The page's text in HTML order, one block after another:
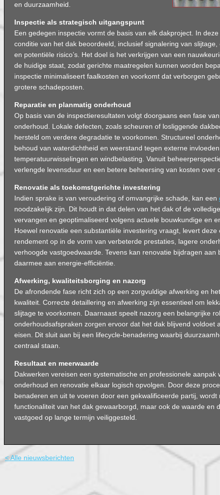
en duurzaamheid.
Inspectie als strategisch uitgangspunt
Een gedegen inspectie vormt de basis van elk dakproject. In
conditie van het dak beoordeeld, inclusief signalering van
en potentiële risico’s. Het doel is het verkrijgen van een
de huidige staat, zodat gerichte maatregelen kunnen worden
inspectie minimaliseert faalkosten en voorkomt dat verborgen
grotere schadeposten.
Reparatie en planmatig onderhoud
Op basis van de inspectieresultaten volgt doorgaans een fase
onderhoud. Lokale defecten, zoals scheuren of losliggende
hersteld om verdere degradatie te voorkomen. Structureel
behoud van waterdichtheid en weerstand tegen externe
temperatuurwisselingen en windbelasting. Vanuit
verlengde levensduur en een betere beheersing van kosten over
Renovatie als toekomstgerichte investering
Indien sprake is van veroudering of omvangrijke schade, kan een
noodzakelijk zijn. Dit houdt in dat delen van het dak of de
vervangen en geoptimaliseerd volgens actuele bouwkundige en
Hoewel renovatie een substantiële investering vraagt, levert deze
rendement op in de vorm van verbeterde prestaties, lagere
verhoogde vastgoedwaarde. Tevens kan renovatie bijdragen aan
daarmee aan energie-efficiëntie.
Afwerking, kwaliteitsborging en nazorg
De afrondende fase richt zich op een zorgvuldige afwerking en
kwaliteit. Correcte detaillering en afwerking zijn essentieel om
slijtage te voorkomen. Daarnaast speelt nazorg een belangrijke
onderhoudsafspraken zorgen ervoor dat het dak blijvend voldoet
eisen. Dit sluit aan bij een lifecycle-benadering waarbij
centraal staan.
Resultaat en meerwaarde
Dakwerken vereisen een systematische en professionele aanpak
onderhoud en renovatie elkaar logisch opvolgen. Door deze
benaderen en uit te voeren door een gekwalificeerde partij, wordt
functionaliteit van het dak gewaarborgd, maar ook de waarde en
vastgoed op lange termijn veiliggesteld.
< Alle nieuwsberichten